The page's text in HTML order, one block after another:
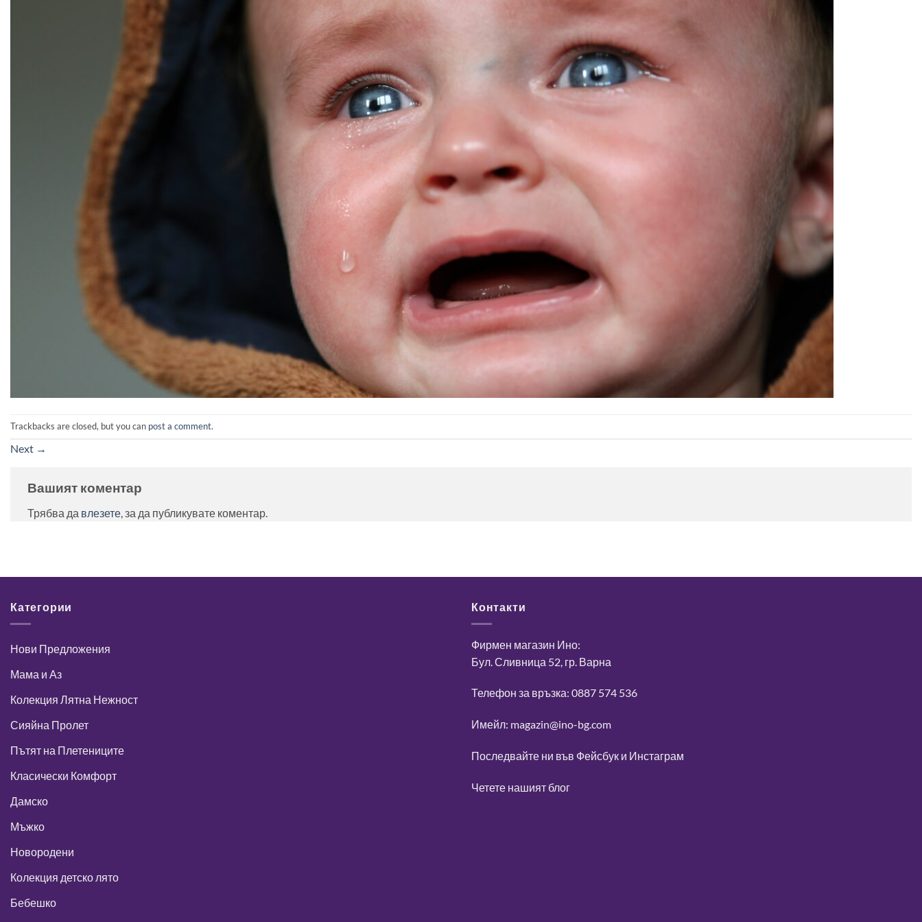
Trackbacks are closed, but you can post a comment.
Next →
Вашият коментар
Трябва да влезете, за да публикувате коментар.
Категории
Нови Предложения
Мама и Аз
Колекция Лятна Нежност
Сияйна Пролет
Пътят на Плетениците
Класически Комфорт
Дамско
Мъжко
Новородени
Колекция детско лято
Бебешко
Контакти
Фирмен магазин Ино:
Бул. Сливница 52, гр. Варна
Телефон за връзка: 0887 574 536
Имейл: magazin@ino-bg.com
Последвайте ни във Фейсбук и Инстаграм
Четете нашият блог